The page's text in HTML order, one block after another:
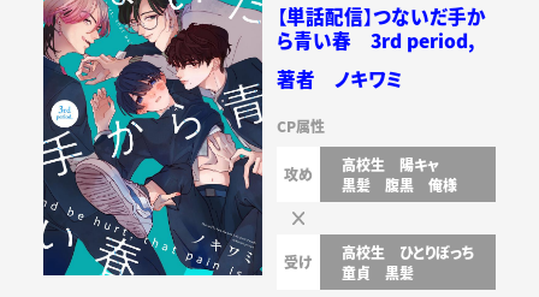
【単話配信】つないだ手か
ら青い春 3rd period,
著者 ノキワミ
CP属性
攻め 高校生
陽キャ
黒髪
腹黒 俺様
受け 高校生
ひとりぼっち
童貞
黒髪